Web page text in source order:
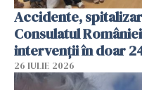
Accidente,
Consulatul
intervenții în doar
26 IULIE 2026